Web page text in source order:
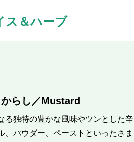
ス＆ハーブ
らし／Mustard
る独特の豊かな風味やツンとした辛
、パウダー、ペーストといったさま